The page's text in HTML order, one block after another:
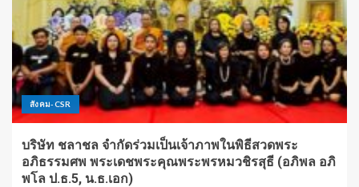
สังคม-CSR
บริษัท ชลาชล จำกัดร่วมเป็นเจ้าภาพในพิธีสวดพระ
อภิธรรมศพ พระเดชพระคุณพระพรหมวชิรสุธี (อภิพล อภิ
พโล ป.ธ.5, น.ธ.เอก)